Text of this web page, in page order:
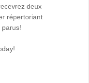
deux
répertoriant
parus!